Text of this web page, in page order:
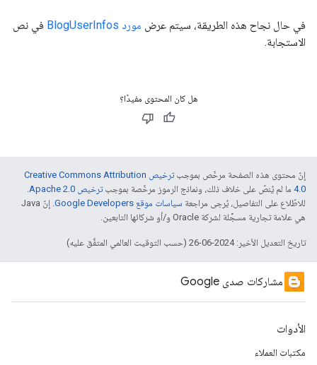
في حال نجاح هذه الطريقة، سيتم عرض مورد BlogUserInfos
في نص
الاستجابة.
هل كان المحتوى مفيدًا؟
إنّ محتوى هذه الصفحة مرخّص بموجب
ترخيص Creative Commons Attribution
4.0‏ ما لم يُنصّ على خلاف ذلك، ونماذج الرموز مرخّصة بموجبترخيص Apache 2.0‏
.
للاطّلاع على التفاصيل، يُرجى مراجعة سياسات موقع Google Developers‏
. إنّ Java
هي علامة تجارية مسجَّلة لشركة Oracle و/أو شركائها التابعين.
تاريخ التعديل الأخير: 2024-06-26 (حسب التوقيت العالمي المتفَّق عليه)
مشاركات صدى Google
الأدوات
مكتبات العملاء